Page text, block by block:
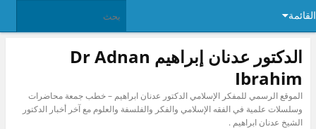
القائمة
الدكتور عدنان إبراهيم Dr Adnan
Ibrahim
الموقع الرسمي للمفكر الإسلامي الدكتور عدنان ابراهيم – خطب جمعة محاضرات
وسلسلات علمية في الفقه الإسلامي والفكر والفلسفة والعلوم مع آخر أخبار الدكتور
الشيخ عدنان ابراهيم .